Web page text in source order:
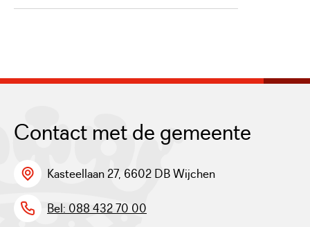
Contact met de gemeente
Kasteellaan 27, 6602 DB Wijchen
Bel: 088 432 70 00